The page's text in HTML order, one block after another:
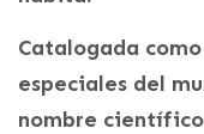
Catalogada
especiales del
nombre